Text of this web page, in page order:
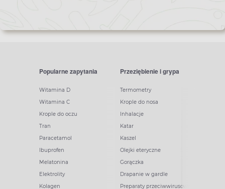
Popularne zapytania
Witamina D
Witamina C
Krople do oczu
Tran
Paracetamol
Ibuprofen
Melatonina
Elektrolity
Kolagen
Przeziębienie i grypa
Termometry
Krople do nosa
Inhalacje
Katar
Kaszel
Olejki eteryczne
Gorączka
Drapanie w gardle
Preparaty przeciwwirusowe